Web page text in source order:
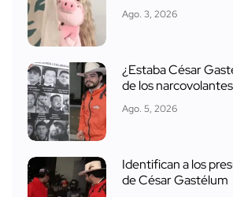
Ago. 3, 2026
¿Estaba César
de los
Ago. 5, 2026
Identifican a los
de César Gastélum